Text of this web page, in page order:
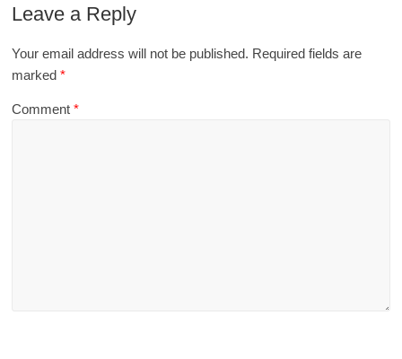
Leave a Reply
Your email address will not be published. Required fields are
marked*
Comment*